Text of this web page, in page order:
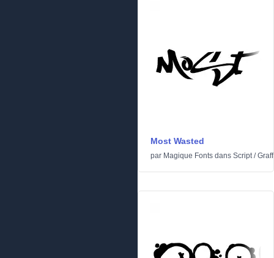
Most Wasted
par Magique Fonts dans Script/